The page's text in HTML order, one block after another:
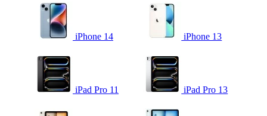
iPhone 14 iPhone 13
iPad Pro 11 iPad Pro 13